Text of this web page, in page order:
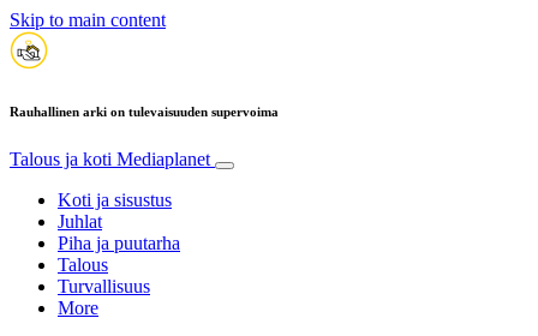
Skip to main content
Rauhallinen arki on tulevaisuuden supervoima
Talous ja koti Mediaplanet
Koti ja sisustus
Juhlat
Piha ja puutarha
Talous
Turvallisuus
More